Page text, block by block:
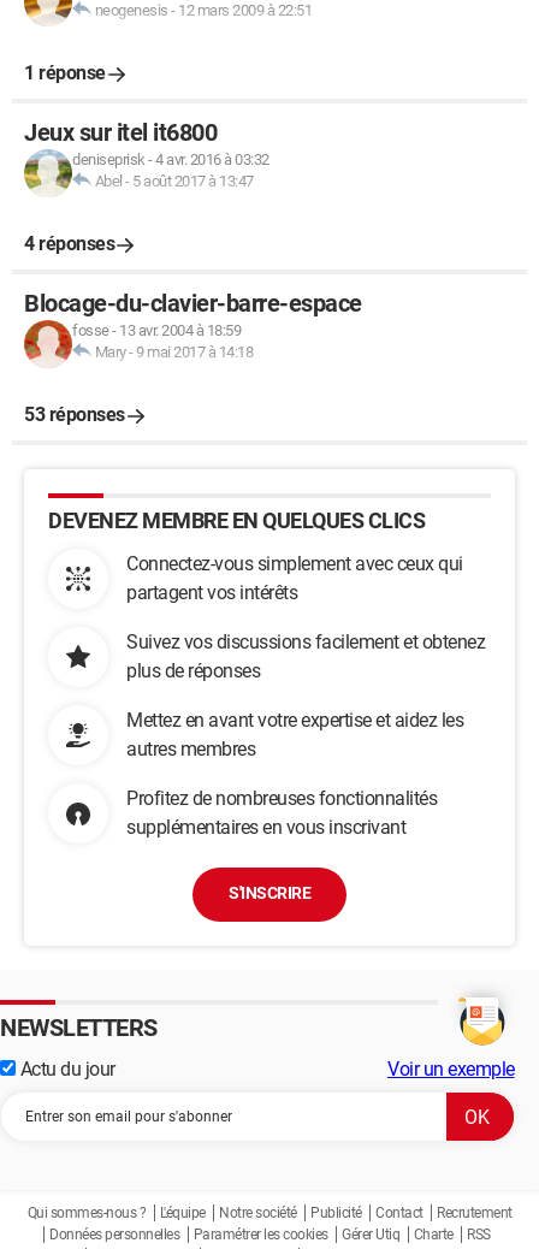
neogenesis - 12 mars 2009 à 22:51
1 réponse
Jeux sur itel it6800
deniseprisk-4 avr. 2016 à 03:32
Abel - 5 août 2017 à 13:47
4 réponses
Blocage-du-clavier-barre-espace
fosse- 13 avr. 2004 à 18:59
Mary-9 mai 2017 à 14:18
53 réponses
DEVENEZ MEMBRE EN QUELQUES CLICS
Connectez-vous simplement avec ceux qui
partagent vos intérêts
Suivez vos discussions facilement et obtenez
plus de réponses
Mettez en avant votre expertise et aidez les
autres membres
Profitez de nombreuses fonctionnalités
supplémentaires en vous inscrivant
S'INSCRIRE
NEWSLETTERS
Actu du jour Voir un exemple
Qui sommes-nous ? L'équipe Notre société Publicité Contact
Recrutement
Données personnelles
Paramétrer les cookies Gérer Utiq Charte
RSS